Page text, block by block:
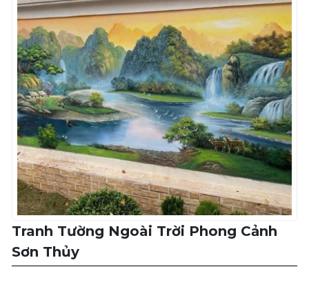
Tranh Tường Ngoài Trời Phong Cảnh
Sơn Thủy